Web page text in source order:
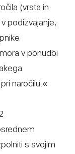
(vrsta in
podizvajanje,
v ponudbi
naročilu.«
s svojim